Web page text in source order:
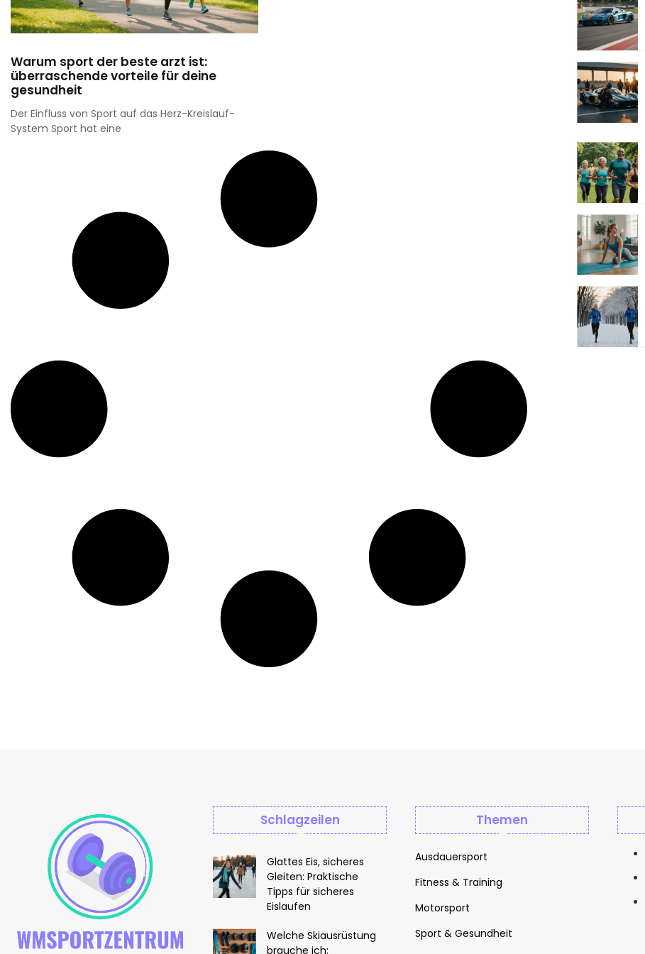
Warum sport der beste arzt ist:
überraschende vorteile für deine
gesundheit
Der Einfluss von Sport auf das Herz-Kreislauf-
System Sport hat eine
Schlagzeilen
Glattes Eis, sicheres
Gleiten: Praktische
Tipps für sicheres
Eislaufen
Welche Skiausrüstung
brauche ich:
Themen
Ausdauersport
Fitness & Training
Motorsport
Sport & Gesundheit